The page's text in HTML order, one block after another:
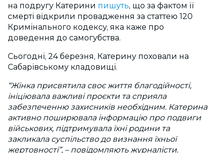
на подругу Катерини пишуть, що за фактом її
смерті відкрили провадження за статтею 120
Кримінального кодексу, яка каже про
доведення до самогубства.
Сьогодні, 24 березня, Катерину поховали на
Сабарівському кладовищі.
“Жінка присвятила своє життя благодійності,
ініціювала важливі проєкти та сприяла
забезпеченню захисників необхідним. Катерина
активно поширювала інформацію про подвиги
військових, підтримувала їхні родини та
закликала суспільство до визнання їхньої
жертовності”, – повідомляють журналісти.